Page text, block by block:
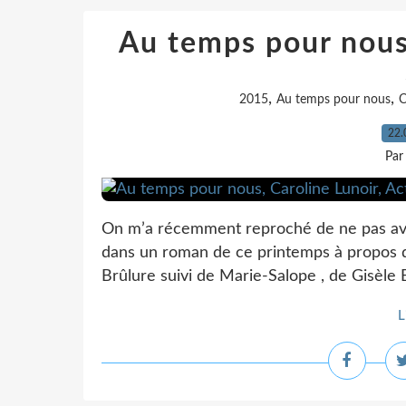
Au temps pour
2015, Au temps pour nous,
On m’a récemment reproché de ne pas
dans un roman de ce printemps à
Brûlure suivi de Marie-Salope , de Gisèle